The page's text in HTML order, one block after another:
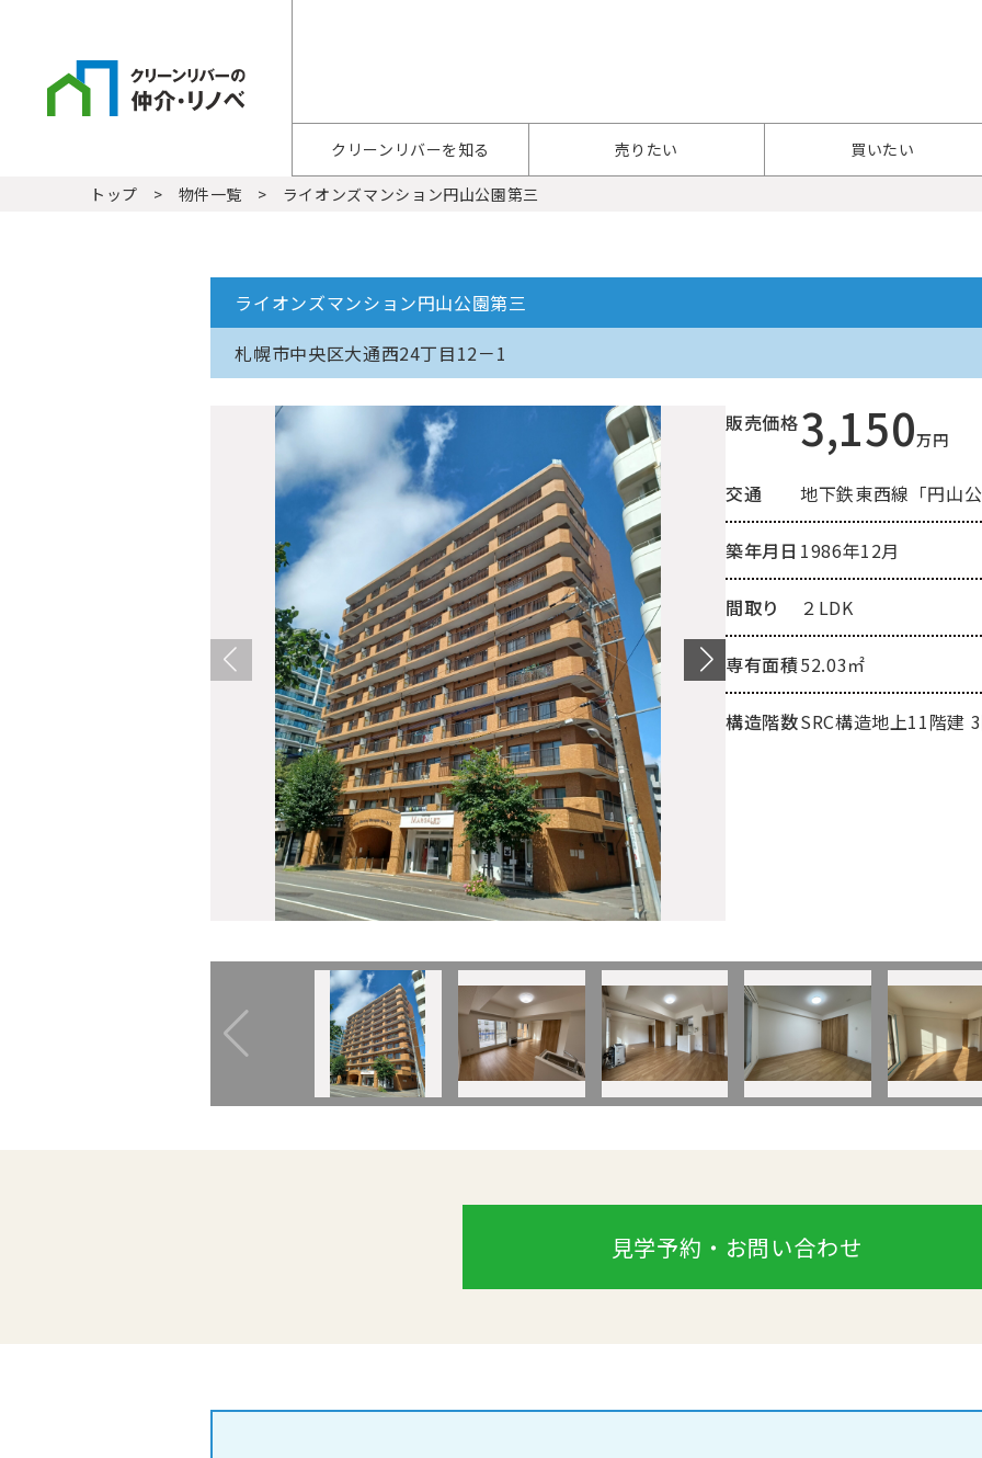
クリーンリバーを知る 売りたい 買いたい
トップ 物件一覧 ライオンズマンション円山公園第三
ライオンズマンション円山公園第三
札幌市中央区大通西24丁目12－1
販売価格3,150万円
交通 地下鉄東西線「円山
築年月日 1986年12月
間取り ２LDK
専有面積52.03㎡
構造階数SRC構造地上11階建
見学予約・お問い合わせ